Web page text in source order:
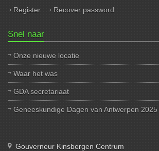
Register
Recover password
Snel naar
Onze nieuwe locatie
Waar het was
GDA secretariaat
Geneeskundige Dagen van Antwerpen 2025
Gouverneur Kinsbergen Centrum